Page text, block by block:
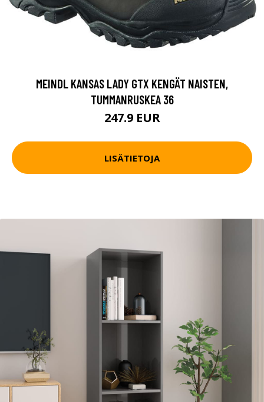
MEINDL KANSAS LADY GTX KENGÄT NAISTEN,
TUMMANRUSKEA 36
247.9 EUR
LISÄTIETOJA